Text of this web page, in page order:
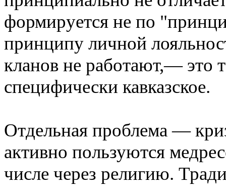
формируется не по
принципу личной
кланов не работают,— это
специфически кавказское.
Отдельная проблема —
активно пользуются
числе через религию.